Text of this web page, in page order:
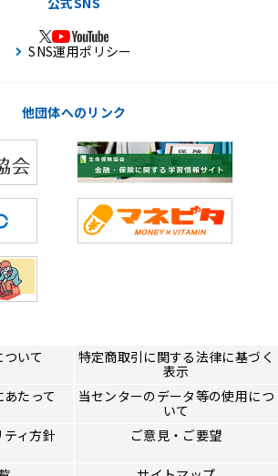
SNS運用ポリシー
他団体へのリンク
いて
特定商取引に関する法律に基づく
表示
たって
当センターのデータ等の使用につ
いて
ィ方針
ご意見・ご要望